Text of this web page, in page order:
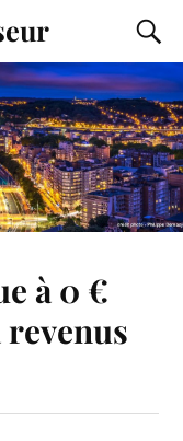
à 0 €
revenus